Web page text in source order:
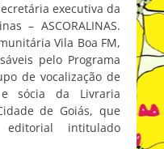
executiva da
– ASCORALINAS.
Vila Boa FM,
pelo Programa
de vocalização de
e sócia da Livraria
de Goiás, que
intitulado